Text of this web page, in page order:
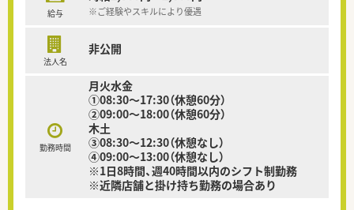
給与 ※ご経験やスキルにより優遇
法人名
非公開
勤務時間
月火水金
①08:30～17:30（休憩60分）
②09:00～18:00（休憩60分）
木土
③08:30～12:30（休憩なし）
④09:00～13:00（休憩なし）
※1日8時間、週40時間以内のシフト制勤務
※近隣店舗と掛け持ち勤務の場合あり